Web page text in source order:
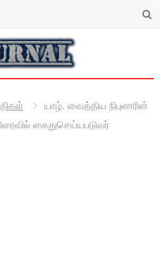
யாழ். வைத்திய நிபுணரின்
கைதுசெய்யபடுவர்